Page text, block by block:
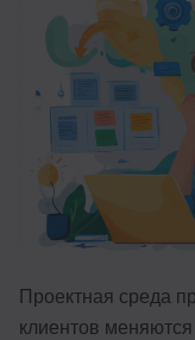
Проектная среда
клиентов
Маркетинг
Дизайн
Аналитика
Менеджмент
Иностранные
ДПО